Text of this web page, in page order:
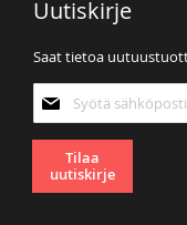
Uutiskirje
Saat tietoa
uutiskirjeemme:
Tilaa
uutiskirje